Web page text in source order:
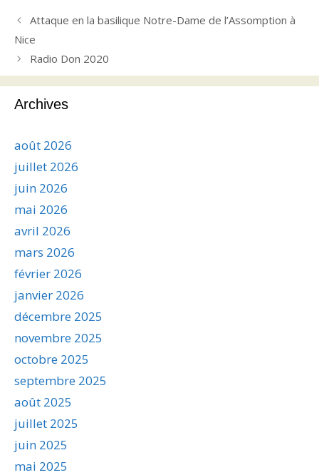
Attaque en la basilique Notre-Dame de l’Assomption à
Nice
Radio Don 2020
Archives
août 2026
juillet 2026
juin 2026
mai 2026
avril 2026
mars 2026
février 2026
janvier 2026
décembre 2025
novembre 2025
octobre 2025
septembre 2025
août 2025
juillet 2025
juin 2025
mai 2025